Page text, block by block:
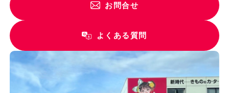
お問合せ
よくある質問